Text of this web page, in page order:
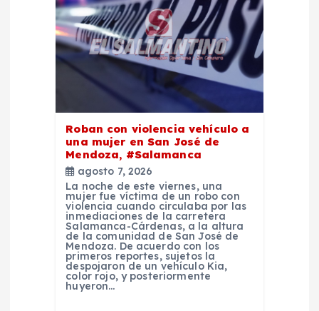
Roban con violencia vehículo a
una mujer en San José de
Mendoza, #Salamanca
agosto 7, 2026
La noche de este viernes, una
mujer fue víctima de un robo con
violencia cuando circulaba por las
inmediaciones de la carretera
Salamanca-Cárdenas, a la altura
de la comunidad de San José de
Mendoza. De acuerdo con los
primeros reportes, sujetos la
despojaron de un vehículo Kia,
color rojo, y posteriormente
huyeron…